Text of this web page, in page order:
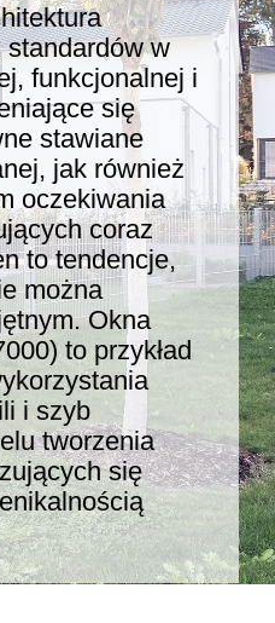
w
funkcjonalnej i
się
stawiane
jak również
oczekiwania
coraz
to tendencje,
można
Okna
to przykład
i szyb
tworzenia
się